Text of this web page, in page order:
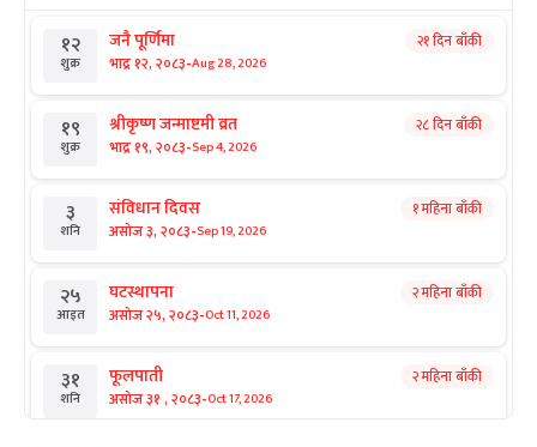
१२
शुक्र
जनै पूर्णिमा
भाद्र १२, २०८३-Aug 28, 2026
२१ दिन बाँकी
१९
शुक्र
श्रीकृष्ण जन्माष्टमी व्रत
भाद्र १९, २०८३-Sep 4, 2026
२८ दिन बाँकी
३
शनि
संविधान दिवस
असोज ३, २०८३-Sep 19, 2026
१ महिना बाँकी
२५
आइत
घटस्थापना
असोज २५, २०८३-Oct 11, 2026
२ महिना बाँकी
३१
शनि
फूलपाती
असोज ३१ , २०८३-Oct 17, 2026
२ महिना बाँकी